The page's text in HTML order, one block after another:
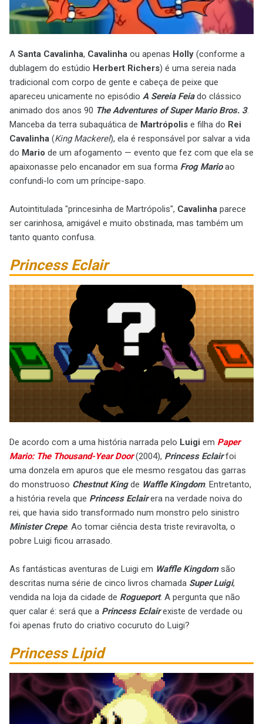
A Santa Cavalinha, Cavalinha ou apenas Holly (conforme a
dublagem do estúdio Herbert Richers) é uma sereia nada
tradicional com corpo de gente e cabeça de peixe que
apareceu unicamente no episódio A Sereia Feiado clássico
animado dos anos 90 The Adventures of Super Mario Bros. 3.
Manceba da terra subaquática de Martrópolis e filha do Rei
Cavalinha (King Mackerel), ela é responsável por salvar a vida
do Mario de um afogamento — evento que fez com que ela se
apaixonasse pelo encanador em sua forma Frog Mario ao
confundi-lo com um príncipe-sapo.
Autointitulada "princesinha de Martrópolis", Cavalinha parece
ser carinhosa, amigável e muito obstinada, mas também um
tanto quanto confusa.
Princess Eclair
De acordo com a uma história narrada pelo Luigi em Paper
Mario: The Thousand-Year Door(2004), Princess Eclair foi
uma donzela em apuros que ele mesmo resgatou das garras
do monstruoso Chestnut King de Waffle Kingdom. Entretanto,
a história revela que Princess Eclairera na verdade noiva do
rei, que havia sido transformado num monstro pelo sinistro
Minister Crepe. Ao tomar ciência desta triste reviravolta, o
pobre Luigi ficou arrasado.
As fantásticas aventuras de Luigi em Waffle Kingdom são
descritas numa série de cinco livros chamada Super Luigi,
vendida na loja da cidade de Rogueport. A pergunta que não
quer calar é: será que a Princess Eclair existe de verdade ou
foi apenas fruto do criativo cocuruto do Luigi?
Princess Lipid